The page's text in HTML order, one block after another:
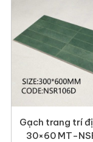
Gạch trang trí
30×60 MT-